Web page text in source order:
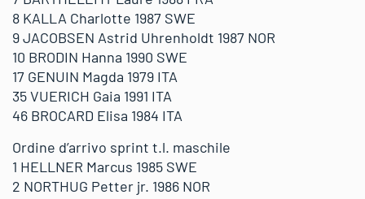
8 KALLA Charlotte 1987 SWE
9 JACOBSEN Astrid Uhrenholdt 1987 NOR
10 BRODIN Hanna 1990 SWE
17 GENUIN Magda 1979 ITA
35 VUERICH Gaia 1991 ITA
46 BROCARD Elisa 1984 ITA
Ordine d’arrivo sprint t.l. maschile
1 HELLNER Marcus 1985 SWE
2 NORTHUG Petter jr. 1986 NOR